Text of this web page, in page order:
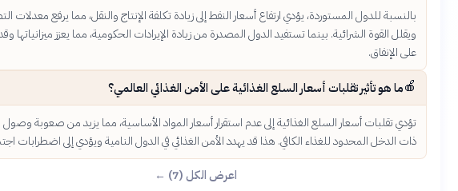
بالنسبة للدول المستوردة، يؤدي ارتفاع أسعار النفط إلى زيادة تكلفة الإنتاج والنقل، مما يرفع معدلات
ويقلل القوة الشرائية. بينما تستفيد الدول المصدرة من زيادة الإيرادات الحكومية، مما يعزز ميزانياتها
على الإنفاق.
🍎ما هو تأثير تقلبات أسعار السلع الغذائية على الأمن الغذائي العالمي؟
تؤدي تقلبات أسعار السلع الغذائية إلى عدم استقرار أسعار المواد الأساسية، مما يزيد من صعوبة وصول
ذات الدخل المحدود للغذاء الكافي. هذا قد يهدد الأمن الغذائي في الدول النامية ويؤدي إلى اضطرابات
اعرض الكل (7) ←